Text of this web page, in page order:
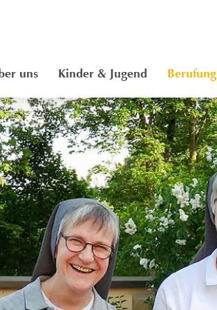
uns Kinder & Jugend Berufung